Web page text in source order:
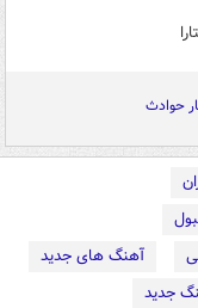
حوادث
آهنگ های جدید
جدید